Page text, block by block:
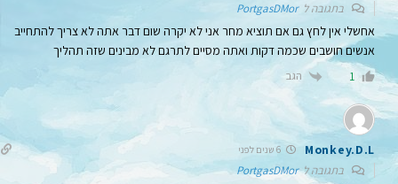
בתגובה לPortgasDMor
אחשלי אין לחץ גם אם תוציא מחר אני לא יקרה שום דבר אתה לא צריך להתחייב
אנשים חושבים שכמה דקות ואתה מסיים לתרגם לא מבינים שזה תהליך
1 הגב
Monkey.D.L
בתגובה לPortgasDMor